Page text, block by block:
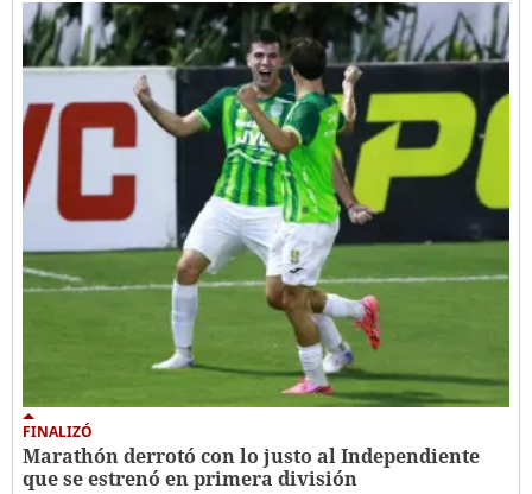
FINALIZÓ
Marathón derrotó con lo justo al Independiente
que se estrenó en primera división